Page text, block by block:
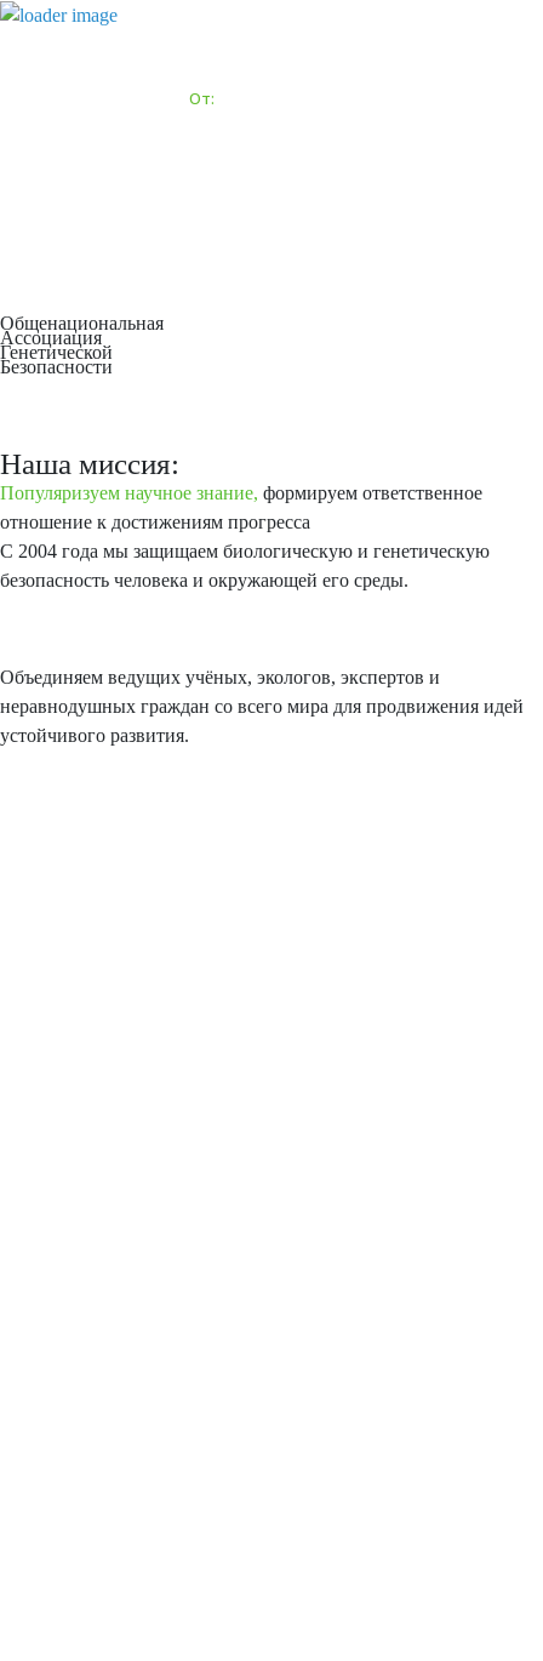
Общенациональная
Ассоциация
Генетической
Безопасности
Наша миссия:
Популяризуем научное знание, формируем ответственное
отношение к достижениям прогресса
С 2004 года мы защищаем биологическую и генетическую
безопасность человека и окружающей его среды.
Объединяем ведущих учёных, экологов, экспертов и
неравнодушных граждан со всего мира для продвижения идей
устойчивого развития.